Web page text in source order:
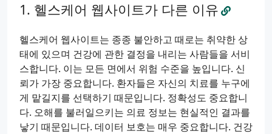
헬스케어 웹사이트가 다른 이유
헬스케어 웹사이트는 종종 불안하고 때로는 취약한 상
태에 있으며 건강에 관한 결정을 내리는 사람들을 서비
스합니다. 이는 모든 면에서 위험 수준을 높입니다. 신
뢰가 가장 중요합니다. 환자들은 자신의 치료를 누구에
게 맡길지를 선택하기 때문입니다. 정확성도 중요합니
다. 오해를 불러일으키는 의료 정보는 현실적인 결과를
낳기 때문입니다. 데이터 보호는 매우 중요합니다. 건강